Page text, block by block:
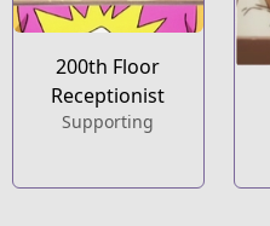
200th Floor
Receptionist
Supporting